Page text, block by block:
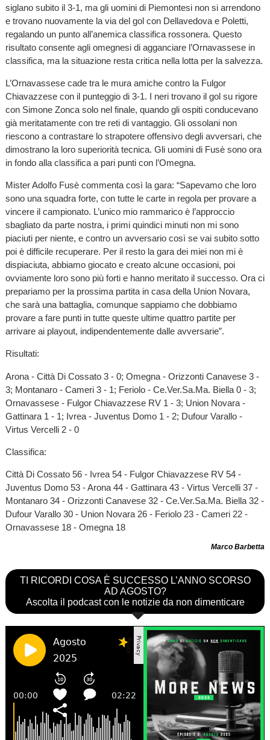
siglano subito il 3-1, ma gli uomini di Piemontesi non si arrendono
e trovano nuovamente la via del gol con Dellavedova e Poletti,
regalando un punto all’anemica classifica rossonera. Questo
risultato consente agli omegnesi di agganciare l’Ornavassese in
classifica, ma la situazione resta critica nella lotta per la salvezza.
L’Ornavassese cade tra le mura amiche contro la Fulgor
Chiavazzese con il punteggio di 3-1. I neri trovano il gol su rigore
con Simone Zonca solo nel finale, quando gli ospiti conducevano
già meritatamente con tre reti di vantaggio. Gli ossolani non
riescono a contrastare lo strapotere offensivo degli avversari, che
dimostrano la loro superiorità tecnica. Gli uomini di Fusè sono ora
in fondo alla classifica a pari punti con l’Omegna.
Mister Adolfo Fusè commenta così la gara: “Sapevamo che loro
sono una squadra forte, con tutte le carte in regola per provare a
vincere il campionato. L’unico mio rammarico è l’approccio
sbagliato da parte nostra, i primi quindici minuti non mi sono
piaciuti per niente, e contro un avversario così se vai subito sotto
poi è difficile recuperare. Per il resto la gara dei miei non mi è
dispiaciuta, abbiamo giocato e creato alcune occasioni, poi
ovviamente loro sono più forti e hanno meritato il successo. Ora ci
prepariamo per la prossima partita in casa della Union Novara,
che sarà una battaglia, comunque sappiamo che dobbiamo
provare a fare punti in tutte queste ultime quattro partite per
arrivare ai playout, indipendentemente dalle avversarie”.
Risultati:
Arona - Città Di Cossato 3 - 0; Omegna - Orizzonti Canavese 3 -
3; Montanaro - Cameri 3 - 1; Feriolo - Ce.Ver.Sa.Ma. Biella 0 - 3;
Ornavassese - Fulgor Chiavazzese RV 1 - 3; Union Novara -
Gattinara 1 - 1; Ivrea - Juventus Domo 1 - 2; Dufour Varallo -
Virtus Vercelli 2 - 0
Classifica:
Città Di Cossato 56 - Ivrea 54 - Fulgor Chiavazzese RV 54 -
Juventus Domo 53 - Arona 44 - Gattinara 43 - Virtus Vercelli 37 -
Montanaro 34 - Orizzonti Canavese 32 - Ce.Ver.Sa.Ma. Biella 32 -
Dufour Varallo 30 - Union Novara 26 - Feriolo 23 - Cameri 22 -
Ornavassese 18 - Omegna 18
Marco Barbetta
TI RICORDI COSA È SUCCESSO L’ANNO SCORSO
AD AGOSTO?
Ascolta il podcast con le notizie da non dimenticare